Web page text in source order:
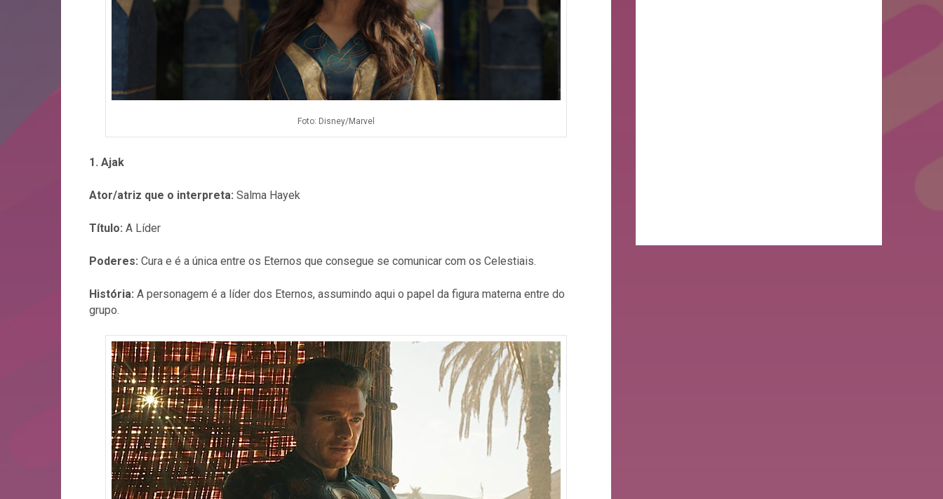
Foto: Disney/Marvel
1. Ajak
Ator/atriz que o interpreta: Salma Hayek
Título: A Líder
Poderes: Cura e é a única entre os Eternos que consegue se comunicar com os Celestiais.
História: A personagem é a líder dos Eternos, assumindo aqui o papel da figura materna entre do
grupo.